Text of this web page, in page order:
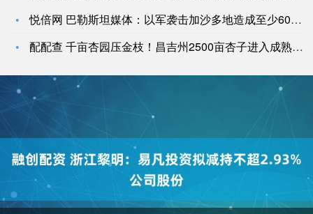
悦倍网 巴勒斯坦媒体：以军袭击加沙多地造成至少60人死亡
配配查 千亩杏园压金枝！昌吉州2500亩杏子进入成熟期_庄子